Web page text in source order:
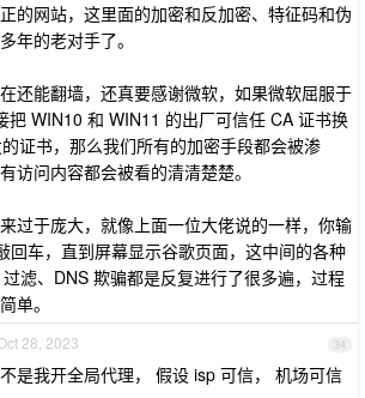
的网站，这里面的加密和反加密、特征码和伪
年的老对手了。
还能翻墙，还真要感谢微软，如果微软屈服于
把 WIN10 和 WIN11 的出厂可信任 CA 证书换
证书，那么我们所有的加密手段都会被渗
访问内容都会被看的清清楚楚。
过于庞大，就像上面一位大佬说的一样，你输
回车，直到屏幕显示谷歌页面，这中间的各种
滤、DNS 欺骗都是反复进行了很多遍，过程
单。
34
28, 2023
是我开全局代理， 假设 isp 可信， 机场可信